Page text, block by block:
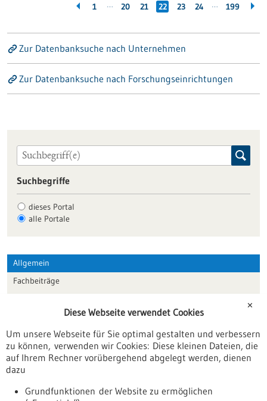
1 … 20 21 22 23 24 … 199
Zur Datenbanksuche nach Unternehmen
Zur Datenbanksuche nach Forschungseinrichtungen
Suchbegriffe
dieses Portal
alle Portale
Allgemein
Fachbeiträge
Veranstaltungen
Erscheinungsdatum
✕
Diese Webseite verwendet Cookies
Um unsere Webseite für Sie optimal gestalten und verbessern
zu können, verwenden wir Cookies: Diese kleinen Dateien, die
auf Ihrem Rechner vorübergehend abgelegt werden, dienen
dazu
Grundfunktionen der Website zu ermöglichen